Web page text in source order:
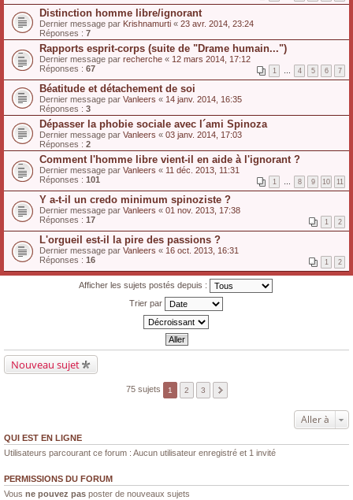
Distinction homme libre/ignorant
Dernier message par Krishnamurti « 23 avr. 2014, 23:24
Réponses : 7
Rapports esprit-corps (suite de "Drame humain...")
Dernier message par recherche « 12 mars 2014, 17:12
Réponses : 67 1 … 4 5 6 7
Béatitude et détachement de soi
Dernier message par Vanleers « 14 janv. 2014, 16:35
Réponses : 3
Dépasser la phobie sociale avec l´ami Spinoza
Dernier message par Vanleers « 03 janv. 2014, 17:03
Réponses : 2
Comment l'homme libre vient-il en aide à l'ignorant ?
Dernier message par Vanleers « 11 déc. 2013, 11:31
Réponses : 101 1 … 8 9 10 11
Y a-t-il un credo minimum spinoziste ?
Dernier message par Vanleers « 01 nov. 2013, 17:38
Réponses : 17 1 2
L'orgueil est-il la pire des passions ?
Dernier message par Vanleers « 16 oct. 2013, 16:31
Réponses : 16 1 2
Afficher les sujets postés depuis :
Trier par
Nouveau sujet
75 sujets 1 2 3
Aller à
QUI EST EN LIGNE
Utilisateurs parcourant ce forum : Aucun utilisateur enregistré et 1 invité
PERMISSIONS DU FORUM
Vous ne pouvez pas poster de nouveaux sujets